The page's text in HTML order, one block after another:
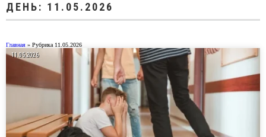
ДЕНЬ: 11.05.2026
Главная » Рубрика 11.05.2026
11.05.2026